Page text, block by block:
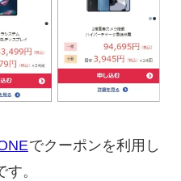
でクーポンを利用し
。